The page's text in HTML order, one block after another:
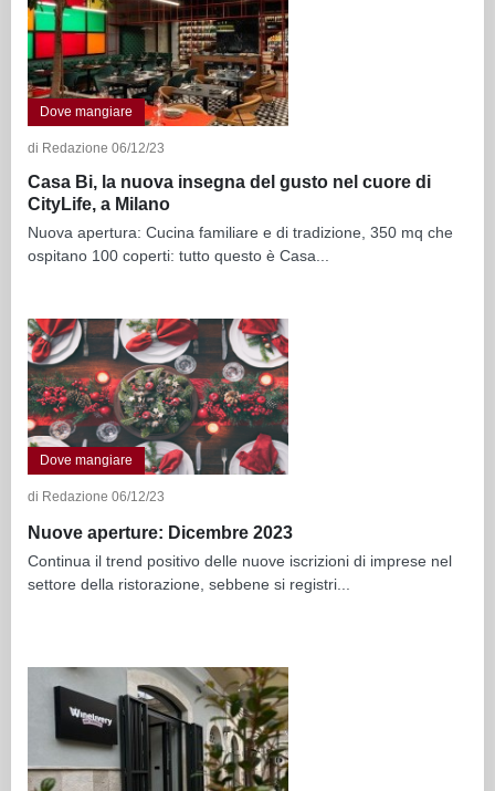
Dove mangiare
di Redazione 06/12/23
Casa Bi, la nuova insegna del gusto nel cuore di
CityLife, a Milano
Nuova apertura: Cucina familiare e di tradizione, 350 mq che
ospitano 100 coperti: tutto questo è Casa...
Dove mangiare
di Redazione 06/12/23
Nuove aperture: Dicembre 2023
Continua il trend positivo delle nuove iscrizioni di imprese nel
settore della ristorazione, sebbene si registri...